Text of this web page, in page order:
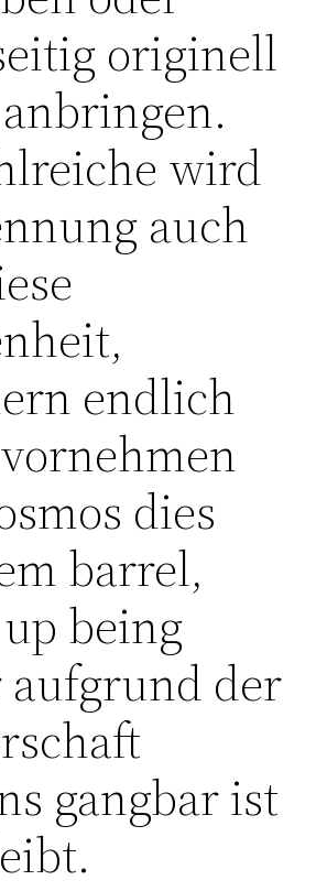
originell
wird
auch
endlich
dies
barrel,
being
der
gangbar ist